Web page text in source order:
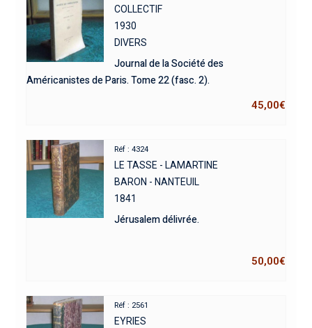
COLLECTIF
1930
DIVERS
Journal de la Société des
Américanistes de Paris. Tome 22 (fasc. 2).
45,00€
Réf : 4324
LE TASSE - LAMARTINE
BARON - NANTEUIL
1841
Jérusalem délivrée.
50,00€
Réf : 2561
EYRIES